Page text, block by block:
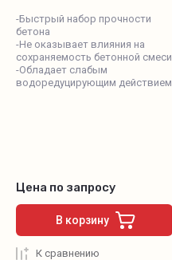
-Быстрый набор прочности
бетона
-Не оказывает влияния на
сохраняемость бетонной смеси
-Обладает слабым
водоредуцирующим действием
Цена по запросу
В корзину
К сравнению